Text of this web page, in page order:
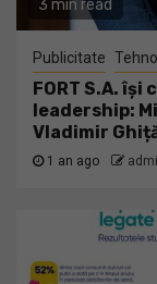
3 min read
Publicitate
FORT S.A. își
leadership:
Vladimir
1 an ago